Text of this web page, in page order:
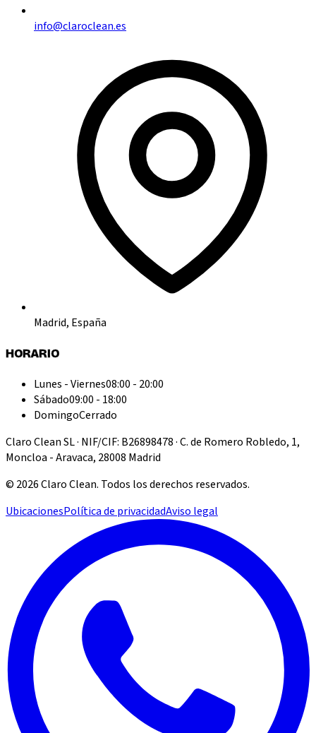
info@claroclean.es
Madrid, España
HORARIO
Lunes - Viernes08:00 - 20:00
Sábado09:00 - 18:00
DomingoCerrado
Claro Clean SL · NIF/CIF: B26898478 · C. de Romero Robledo, 1,
Moncloa - Aravaca, 28008 Madrid
© 2026Claro Clean. Todos los derechos reservados.
UbicacionesPolítica de privacidadAviso legal